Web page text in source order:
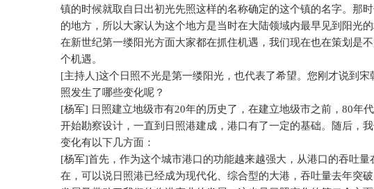
镇的时候就取自日出初光先照这样的名称确定的这个镇的名字。那
的地方，所以大家认为这个地方是当时在大陆领域内最早见到阳光
在新世纪第一缕阳光方面大家都在抓住机遇，我们现在也在策划是
个机遇。
[主持人]这个日照不光是第一缕阳光，也代表了希望。您刚才说到
照发生了哪些变化呢？
[杨军] 日照建立地级市有20年的历史了，在建立地级市之前， 80年
开始勘察设计，一直到日照港建成，港口有了一定的基础。随后，
变化有以下几方面：
[杨军]首先，作为这个城市港口的功能越来越强大，从港口的吞吐
在，可以说日照港已经成为现代化、综合型的大港，吞吐量去年突破